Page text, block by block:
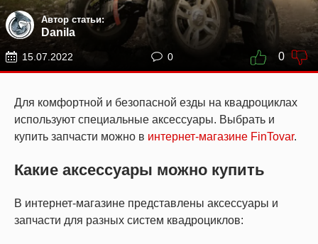
Автор статьи:
Danila
15.07.2022 0 0
Для комфортной и безопасной езды на квадроциклах
используют специальные аксессуары. Выбрать и
купить запчасти можно в интернет-магазине FinTovar.
Какие аксессуары можно купить
В интернет-магазине представлены аксессуары и
запчасти для разных систем квадроциклов: